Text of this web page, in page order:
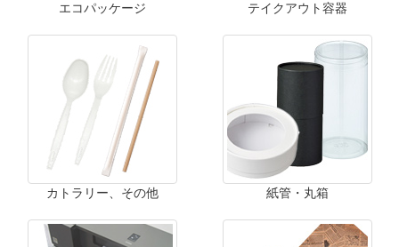
エコパッケージ テイクアウト容器
カトラリー、その他 紙管・丸箱